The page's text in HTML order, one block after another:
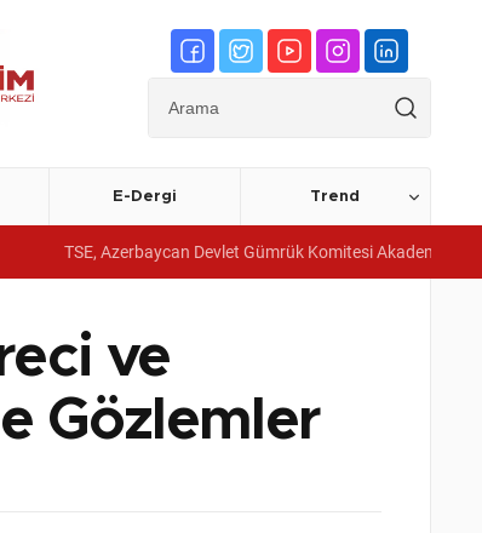
E-Dergi Trend
TSE, Azerbaycan Devlet Gümrük Komitesi Akademisine yönetim
ve
Gözlemler